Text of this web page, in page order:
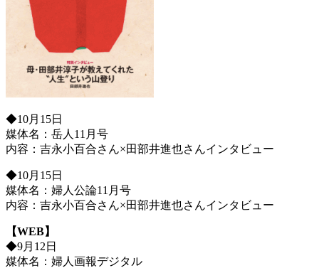
◆10月15日
媒体名：岳人11月号
内容：吉永小百合さん×田部井進也さんインタビュー
◆10月15日
媒体名：婦人公論11月号
内容：吉永小百合さん×田部井進也さんインタビュー
【WEB】
◆9月12日
媒体名：婦人画報デジタル